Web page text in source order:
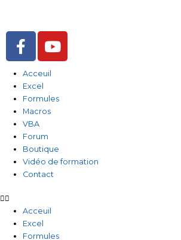
contenu
F
a
c
e
b
o
o
k
-
f
Y
o
u
Acceuil
Excel
Formules
Macros
VBA
Forum
Boutique
Vidéo de formation
Contact
Acceuil
Excel
Formules